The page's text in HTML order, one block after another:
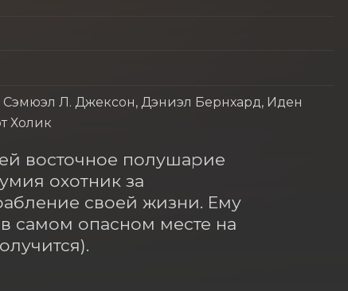
Сэмюэл Л. Джексон, Дэниэл Бернхард, Иден
Холик
восточное полушарие
охотник за
своей жизни. Ему
самом опасном месте на